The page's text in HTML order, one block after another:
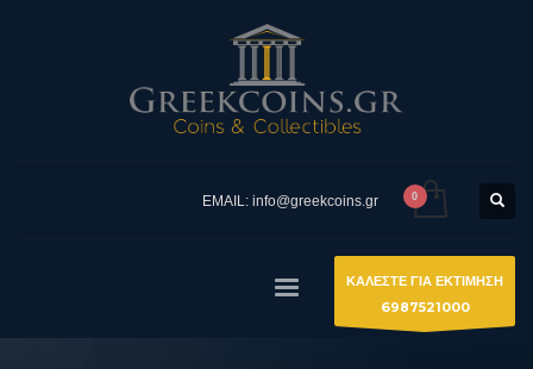
EMAIL: info@greekcoins.gr
ΚΑΛΕΣΤΕ ΓΙΑ ΕΚΤΙΜΗΣΗ
6987521000